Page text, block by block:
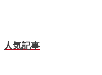
人気記事